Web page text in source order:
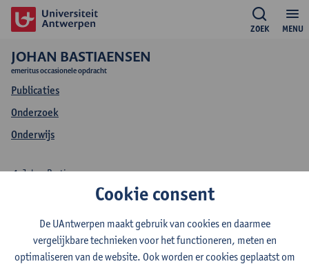
MENU
ZOEK
JOHAN BASTIAENSEN
emeritus occasionele opdracht
Publicaties
Onderzoek
Onderwijs
Onderwijs Johan
Bastiaensen
Johan Bastiaensen
Cookie consent
De UAntwerpen maakt gebruik van cookies en daarmee
vergelijkbare technieken voor het functioneren, meten en
optimaliseren van de website. Ook worden er cookies geplaatst om